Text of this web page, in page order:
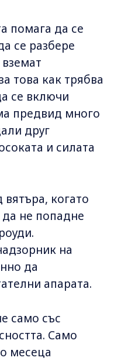
помага да се
се разбере
това как трябва
се включи
предвид много
друг
и силата
когато
не попадне
на
да
апарата.
само със
Само
месеца